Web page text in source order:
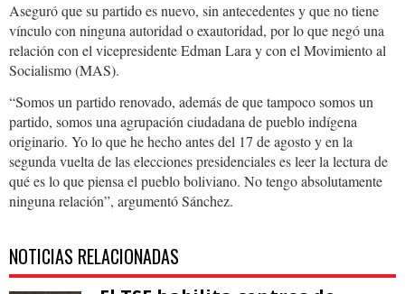
Aseguró que su partido es nuevo, sin antecedentes y que no tiene
vínculo con ninguna autoridad o exautoridad, por lo que negó una
relación con el vicepresidente Edman Lara y con el Movimiento al
Socialismo (MAS).
“Somos un partido renovado, además de que tampoco somos un
partido, somos una agrupación ciudadana de pueblo indígena
originario. Yo lo que he hecho antes del 17 de agosto y en la
segunda vuelta de las elecciones presidenciales es leer la lectura de
qué es lo que piensa el pueblo boliviano. No tengo absolutamente
ninguna relación”, argumentó Sánchez.
NOTICIAS RELACIONADAS